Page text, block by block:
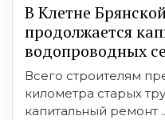
В Клетне
продолжается
водопроводных
Всего строителям
километра старых
капитальный ремонт